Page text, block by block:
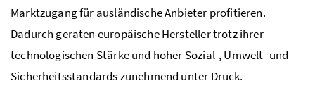
Marktzugang für ausländische Anbieter profitieren.
Dadurch geraten europäische Hersteller trotz ihrer
technologischen Stärke und hoher Sozial-, Umwelt- und
Sicherheitsstandards zunehmend unter Druck.